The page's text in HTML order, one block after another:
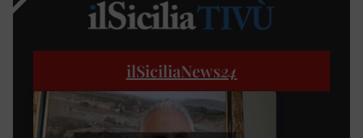
ilSiciliaNews24